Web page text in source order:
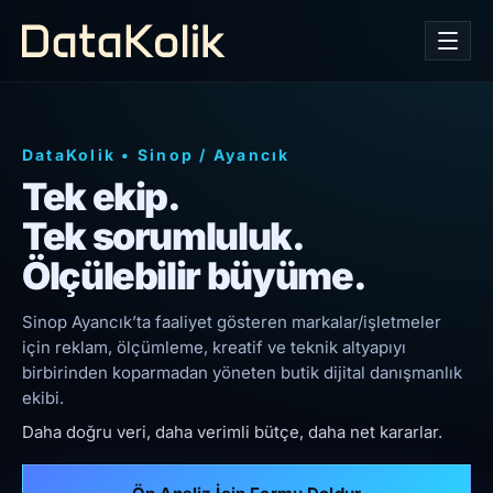
DataKolik • Sinop / Ayancık
Tek ekip.
Tek sorumluluk.
Ölçülebilir büyüme.
Sinop Ayancık’ta faaliyet gösteren markalar/işletmeler
için reklam, ölçümleme, kreatif ve teknik altyapıyı
birbirinden koparmadan yöneten butik dijital danışmanlık
ekibi.
Daha doğru veri, daha verimli bütçe, daha net kararlar.